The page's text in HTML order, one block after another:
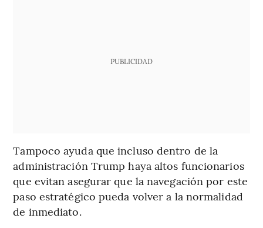
PUBLICIDAD
Tampoco ayuda que incluso dentro de la
administración Trump haya altos funcionarios
que evitan asegurar que la navegación por este
paso estratégico pueda volver a la normalidad
de inmediato.